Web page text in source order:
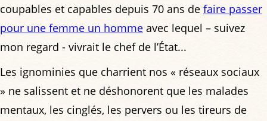
coupables et capables depuis 70 ans de faire passer
pour une femme un homme avec lequel – suivez
mon regard - vivrait le chef de l’État...
Les ignominies que charrient nos « réseaux sociaux
» ne salissent et ne déshonorent que les malades
mentaux, les cinglés, les pervers ou les tireurs de